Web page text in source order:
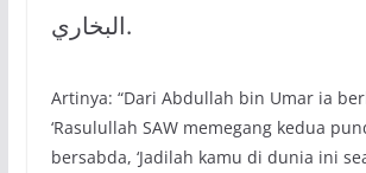
البخاري.
Artinya: “Dari Abdullah bin Umar ia
‘Rasulullah SAW memegang kedua
bersabda, ‘Jadilah kamu di dunia ini